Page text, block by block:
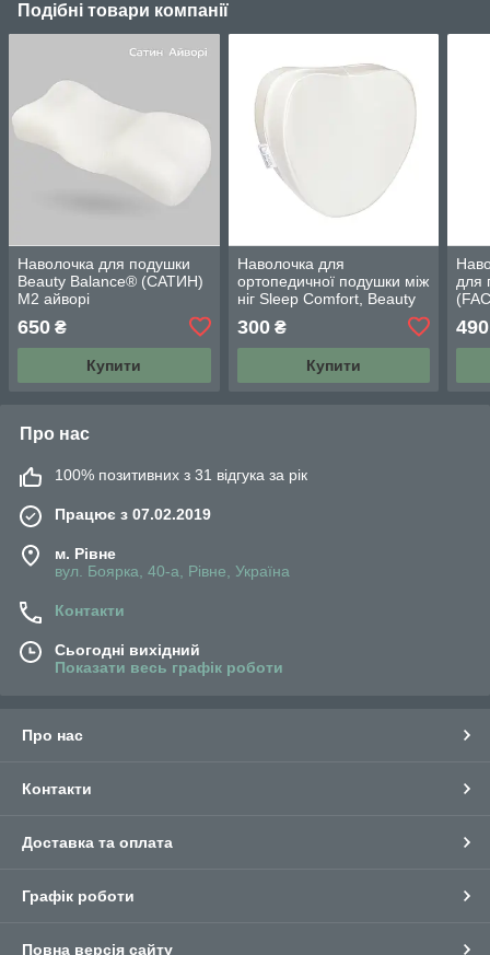
Подібні товари компанії
Наволочка для подушки
Beauty Balance® (САТИН)
М2 айворі
650 ₴
Купити
Наволочка для
ортопедичної подушки між
ніг Sleep Comfort, Beauty
Balance® (Тенсел) айворі
300₴
Купити
для
490
Про нас
100% позитивних з 31 відгука за рік
Працює з 07.02.2019
м. Рівне
вул. Боярка, 40-а, Рівне, Україна
Контакти
Сьогодні вихідний
Показати весь графік роботи
Про нас
Контакти
Доставка та оплата
Графік роботи
Повна версія сайту